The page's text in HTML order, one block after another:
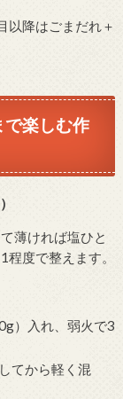
以降はごまだれ＋
で楽しむ作
薄ければ塩ひと
度で整えます。
）入れ、弱火で3
てから軽く混